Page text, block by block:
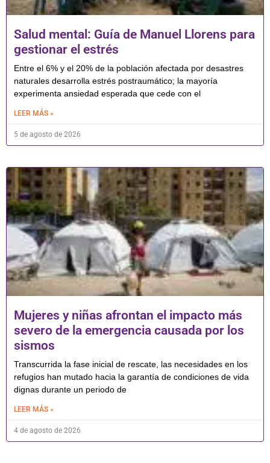
Salud mental: Guía de Manuel Llorens para
gestionar el estrés
Entre el 6% y el 20% de la población afectada por desastres
naturales desarrolla estrés postraumático; la mayoría
experimenta ansiedad esperada que cede con el
LEER MÁS »
5 de agosto de 2026
Mujeres y niñas afrontan el impacto más
severo de la emergencia causada por los
sismos
Transcurrida la fase inicial de rescate, las necesidades en los
refugios han mutado hacia la garantía de condiciones de vida
dignas durante un periodo de
LEER MÁS »
4 de agosto de 2026